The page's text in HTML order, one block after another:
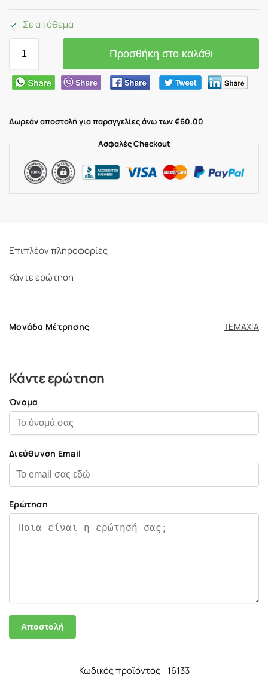
Σε απόθεμα
Προσθήκη στο καλάθι
Δωρεάν αποστολή για παραγγελίες άνω των €60.00
Ασφαλές Checkout
Επιπλέον πληροφορίες
Κάντε ερώτηση
Μονάδα Μέτρησης ΤΕΜΑΧΙΑ
Κάντε ερώτηση
Όνομα
Διεύθυνση Email
Ερώτηση
Κωδικός προϊόντος: 16133